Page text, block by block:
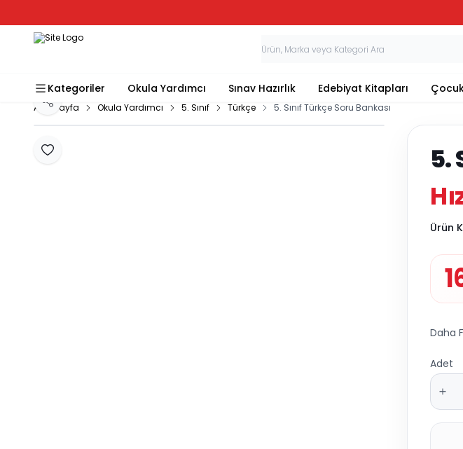
Kategoriler Okula Yardımcı Sınav Hazırlık Edebiyat Kitapları
Ana Sayfa Okula Yardımcı 5. Sınıf Türkçe 5. Sınıf Türkçe Soru Bankası
Favoriye Ekle
Paylaş
5.
Ürün
Daha
Adet